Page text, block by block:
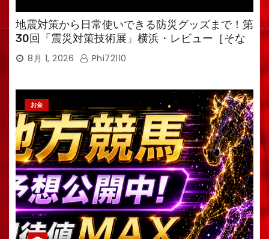
地震対策から日常使いできる防災グッズまで！第
30回「震災対策技術展」横浜・レビュー［そな
えるTV・高荷智也］
8月 1, 2026 Phi72110
お金